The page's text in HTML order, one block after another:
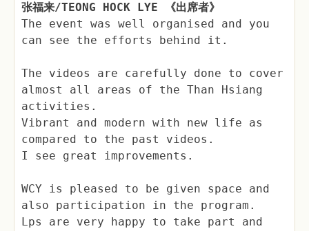
张福来/TEONG HOCK LYE 《出席者》
The event was well organised and you
can see the efforts behind it.
The videos are carefully done to cover
almost all areas of the Than Hsiang
activities.
Vibrant and modern with new life as
compared to the past videos.
I see great improvements.
WCY is pleased to be given space and
also participation in the program.
Lps are very happy to take part and